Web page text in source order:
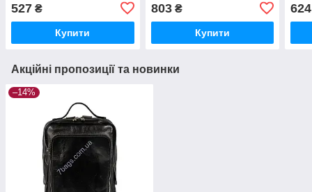
527 ₴
Купити
803₴
Купити
624
Акційні пропозиції та новинки
–14%